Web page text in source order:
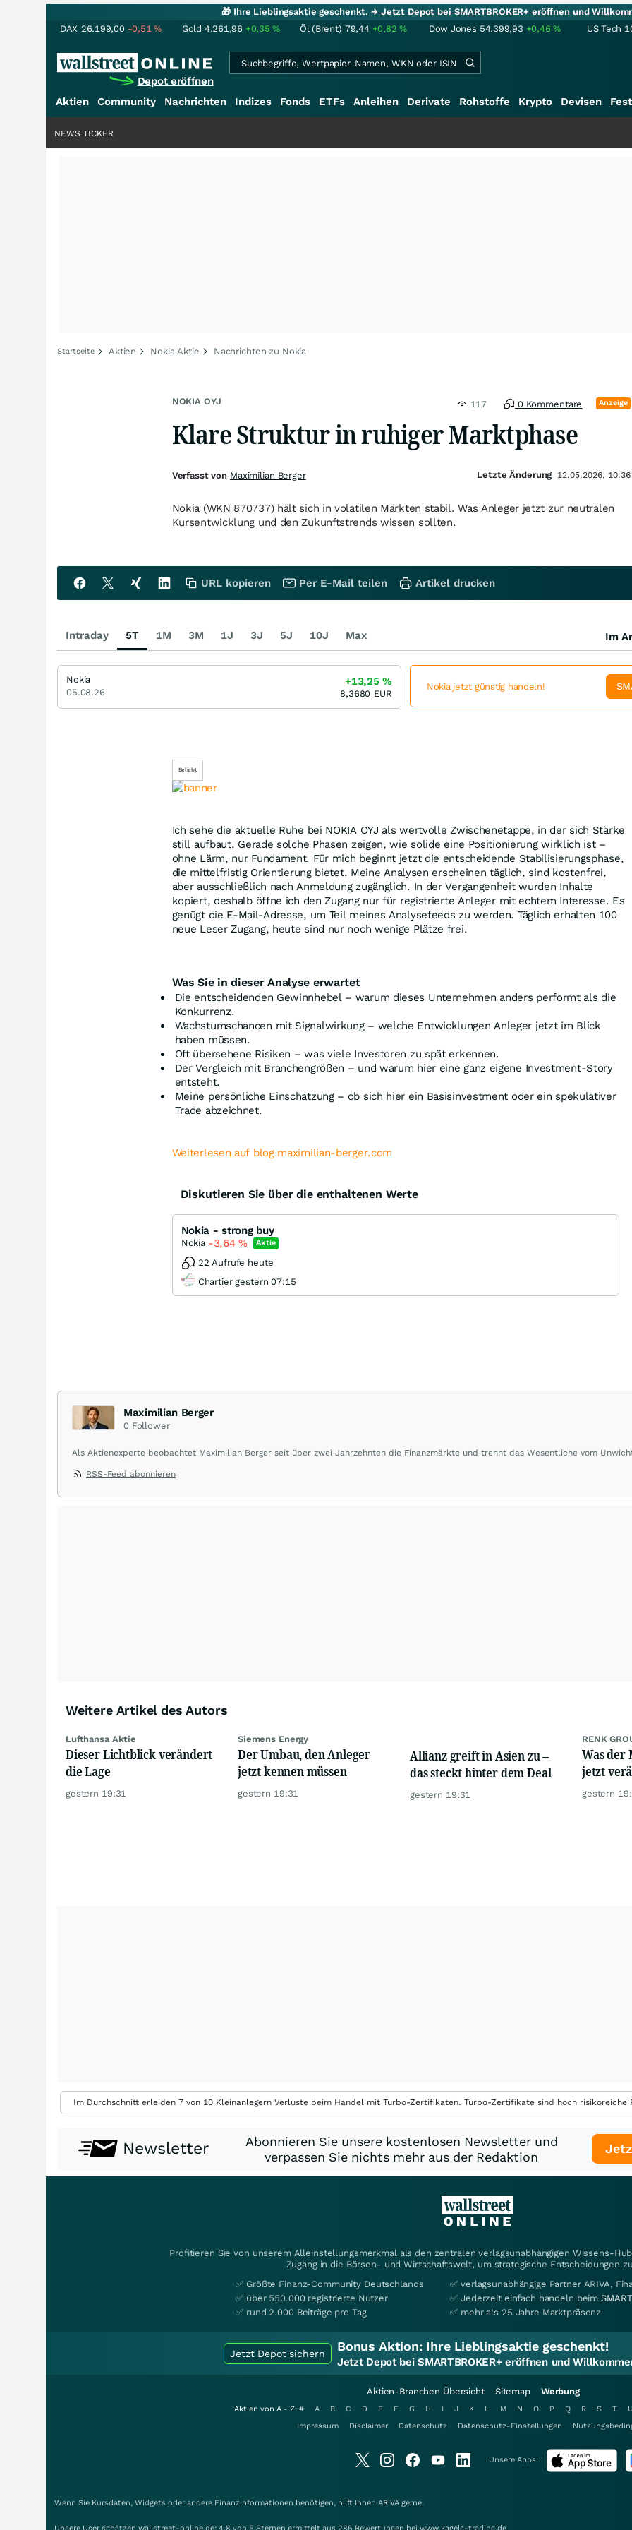
🎁 Ihre Lieblingsaktie geschenkt.→ Jetzt Depot bei SMARTBROKER+ eröffnen und
DAX 26.199,00 -0,51% Gold 4.261,96 +0,35% Öl (Brent) 79,44 +0,82% Dow Jones 54.399,93 +0,46% US Tech
Depot eröffnen
Aktien Community Nachrichten Indizes Fonds ETFs Anleihen Derivate Rohstoffe Krypto Devisen
NEWS TICKER
Startseite Aktien Nokia Aktie Nachrichten zu Nokia
NOKIA OYJ 117 0 Kommentare Anzeige
Klare Struktur in ruhiger Marktphase
Nokia (WKN 870737) hält sich in volatilen Märkten stabil. Was Anleger jetzt zur neutralen
Kursentwicklung und den Zukunftstrends wissen sollten.
Beliebt
Ich sehe die aktuelle Ruhe bei NOKIA OYJ als wertvolle Zwischenetappe, in der sich Stärke
still aufbaut. Gerade solche Phasen zeigen, wie solide eine Positionierung wirklich ist –
ohne Lärm, nur Fundament. Für mich beginnt jetzt die entscheidende Stabilisierungsphase,
die mittelfristig Orientierung bietet. Meine Analysen erscheinen täglich, sind kostenfrei,
aber ausschließlich nach Anmeldung zugänglich. In der Vergangenheit wurden Inhalte
kopiert, deshalb öffne ich den Zugang nur für registrierte Anleger mit echtem Interesse. Es
genügt die E-Mail-Adresse, um Teil meines Analysefeeds zu werden. Täglich erhalten 100
neue Leser Zugang, heute sind nur noch wenige Plätze frei.
Was Sie in dieser Analyse erwartet
Die entscheidenden Gewinnhebel – warum dieses Unternehmen anders performt als die
Konkurrenz.
Wachstumschancen mit Signalwirkung – welche Entwicklungen Anleger jetzt im Blick
haben müssen.
Oft übersehene Risiken – was viele Investoren zu spät erkennen.
Der Vergleich mit Branchengrößen – und warum hier eine ganz eigene Investment-Story
entsteht.
Meine persönliche Einschätzung – ob sich hier ein Basisinvestment oder ein spekulativer
Trade abzeichnet.
Weiterlesen auf blog.maximilian-berger.com
Diskutieren Sie über die enthaltenen Werte
Nokia - strong buy
Nokia -3,64% Aktie
22 Aufrufe heute
Chartier gestern 07:15
Maximilian Berger
0 Follower
Als Aktienexperte beobachtet Maximilian Berger seit über zwei Jahrzehnten die Finanzmärkte und trennt das Wesentliche vom
RSS-Feed abonnieren
Weitere Artikel des Autors
Lufthansa Aktie
Dieser Lichtblick verändert
die Lage
gestern 19:31
Siemens Energy
Der Umbau, den Anleger
jetzt kennen müssen
gestern 19:31
Allianz greift in Asien zu –
das steckt hinter dem Deal
gestern 19:31
RENK
Was der
jetzt
gestern
Verfasst von Maximilian Berger Letzte Änderung 12.05.2026, 10:36
URL kopieren Per E-Mail teilen Artikel drucken
Intraday 5T 1M 3M 1J 3J 5J 10J Max Im
Nokia
05.08.26
+13,25%
8,3680 EUR
Nokia jetzt günstig handeln!
Im Durchschnitt erleiden 7 von 10 Kleinanlegern Verluste beim Handel mit Turbo-Zertifikaten. Turbo-Zertifikate sind hoch
Newsletter
Abonnieren Sie unsere kostenlosen Newsletter und
verpassen Sie nichts mehr aus der Redaktion
Profitieren Sie von unserem Alleinstellungsmerkmal als den zentralen verlagsunabhängigen Wissens-
Zugang in die Börsen- und Wirtschaftswelt, um strategische Entscheidungen
✅ Größte Finanz-Community Deutschlands
✅ über 550.000 registrierte Nutzer
✅ rund 2.000 Beiträge pro Tag
✅ verlagsunabhängige Partner ARIVA,
✅ Jederzeit einfach handeln beim
✅ mehr als 25 Jahre Marktpräsenz
Jetzt Depot sichern Bonus Aktion: Ihre Lieblingsaktie geschenkt!
Jetzt Depot bei SMARTBROKER+ eröffnen und
Aktien-Branchen Übersicht Sitemap Werbung
Aktien von A - Z: # A B C D E F G H I J K L M N O P Q R S T U
Impressum
Disclaimer Datenschutz Datenschutz-Einstellungen
Unsere Apps:
Wenn Sie Kursdaten, Widgets oder andere Finanzinformationen benötigen, hilft Ihnen ARIVA gerne.